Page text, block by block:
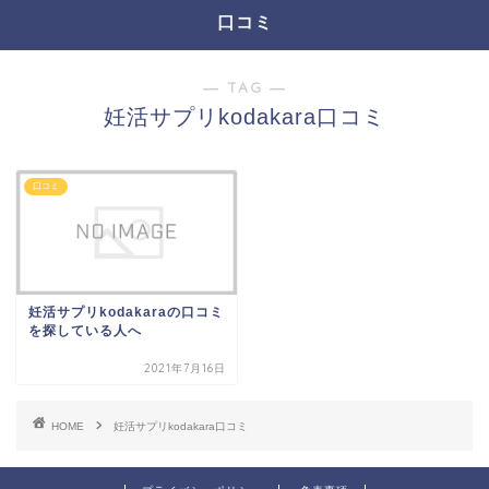
口コミ
― TAG ―
妊活サプリkodakara口コミ
口コミ
妊活サプリkodakaraの口コミ
を探している人へ
2021年7月16日
HOME 妊活サプリkodakara口コミ